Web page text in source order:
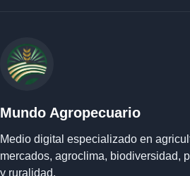
Mundo Agropecuario
Medio digital especializado en
mercados, agroclima, biodiversidad,
y ruralidad.